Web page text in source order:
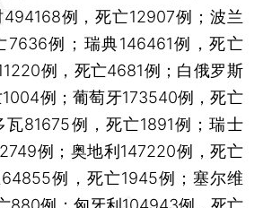
例，死亡12907例；波兰
7636例；瑞典146461例，死亡
例，死亡4681例；白俄罗斯
例；葡萄牙173540例，死亡
81675例，死亡1891例；瑞士
例；奥地利147220例，死亡
例，死亡1945例；塞尔维